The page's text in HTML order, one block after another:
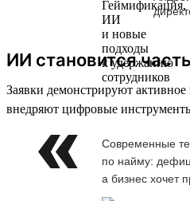
ИИ становится
Заявки демонстрируют
внедряют цифровые
Современные
по найму:
а бизнес хочет